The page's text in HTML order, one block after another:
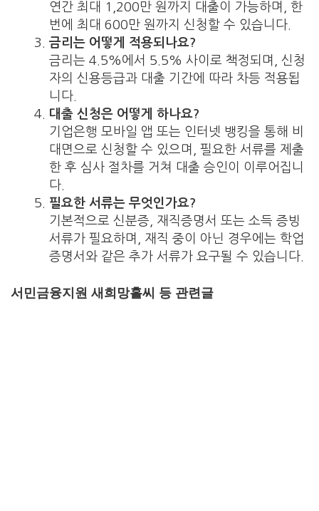
연간 최대 1,200만 원까지 대출이 가능하며, 한
번에 최대 600만 원까지 신청할 수 있습니다.
금리는 어떻게 적용되나요?
금리는 4.5%에서 5.5% 사이로 책정되며, 신청
자의 신용등급과 대출 기간에 따라 차등 적용됩
니다.
대출 신청은 어떻게 하나요?
기업은행 모바일 앱 또는 인터넷 뱅킹을 통해 비
대면으로 신청할 수 있으며, 필요한 서류를 제출
한 후 심사 절차를 거쳐 대출 승인이 이루어집니
다.
필요한 서류는 무엇인가요?
기본적으로 신분증, 재직증명서 또는 소득 증빙
서류가 필요하며, 재직 중이 아닌 경우에는 학업
증명서와 같은 추가 서류가 요구될 수 있습니다.
서민금융지원 새희망홀씨 등 관련글